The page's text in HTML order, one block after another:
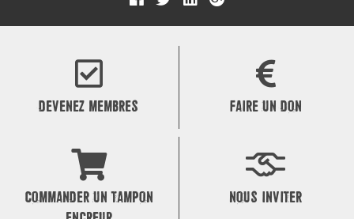
DEVENEZ MEMBRES FAIRE UN DON
COMMANDER UN TAMPON
NOUS INVITER